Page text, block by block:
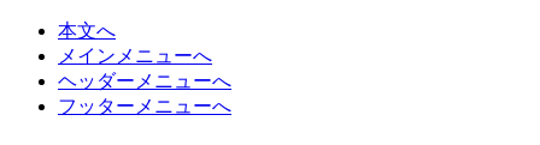
本文へ
メインメニューへ
ヘッダーメニューへ
フッターメニューへ